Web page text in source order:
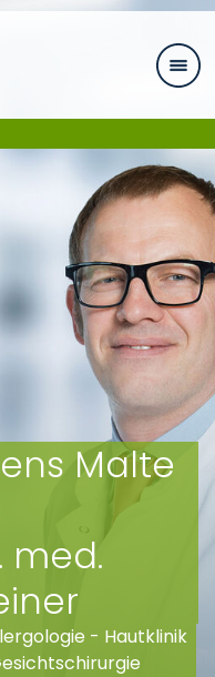
Malte
med.
- Hautklinik